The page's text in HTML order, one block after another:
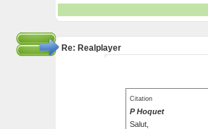
Re: Realplayer
Citation
P Hoquet
Salut,